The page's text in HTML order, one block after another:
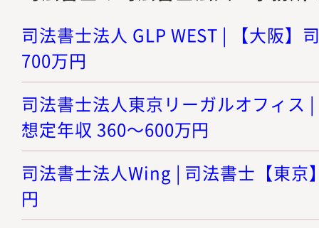
司法書士法人 GLP WEST | 【大阪】
700万円
司法書士法人東京リーガルオフィス
想定年収 360～600万円
司法書士法人Wing | 司法書士【東京
円